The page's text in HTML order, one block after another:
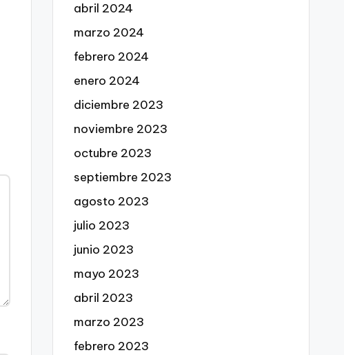
abril 2024
marzo 2024
febrero 2024
enero 2024
diciembre 2023
noviembre 2023
octubre 2023
septiembre 2023
agosto 2023
julio 2023
junio 2023
mayo 2023
abril 2023
marzo 2023
febrero 2023